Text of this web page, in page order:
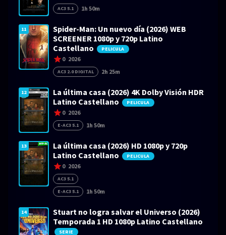
AC3 5.1 1h 50m
11
Spider-Man: Un nuevo día (2026) WEB
SCREENER 1080p y 720p Latino
Castellano
PELICULA
0 2026
AC3 2.0 DIGITAL 2h 25m
12
La última casa (2026) 4K Dolby Visión HDR
Latino Castellano
PELICULA
0 2026
E-AC3 5.1 1h 50m
13
La última casa (2026) HD 1080p y 720p
Latino Castellano
PELICULA
0 2026
AC3 5.1
E-AC3 5.1
1h 50m
14
Stuart no logra salvar el Universo (2026)
Temporada 1 HD 1080p Latino Castellano
SERIE